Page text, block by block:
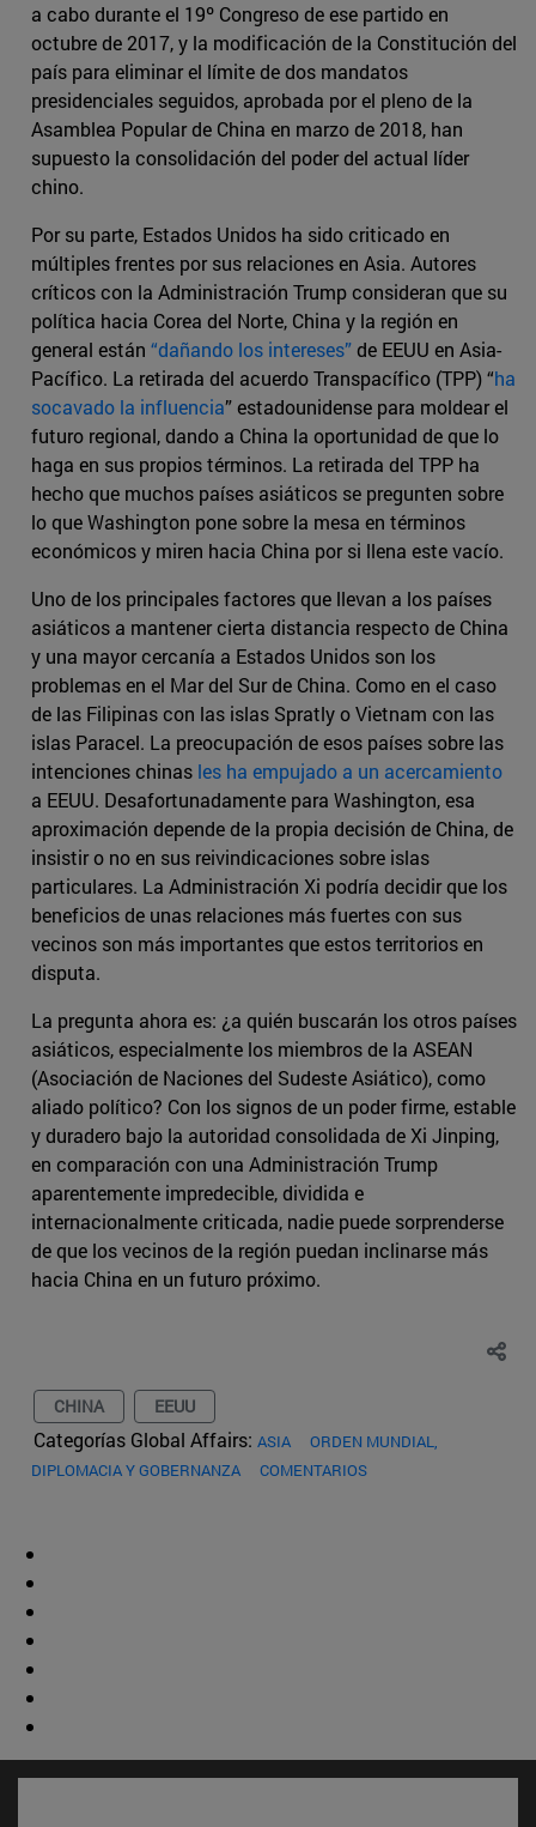
a cabo durante el 19º Congreso de ese partido en
octubre de 2017, y la modificación de la Constitución del
país para eliminar el límite de dos mandatos
presidenciales seguidos, aprobada por el pleno de la
Asamblea Popular de China en marzo de 2018, han
supuesto la consolidación del poder del actual líder
chino.
Por su parte, Estados Unidos ha sido criticado en
múltiples frentes por sus relaciones en Asia. Autores
críticos con la Administración Trump consideran que su
política hacia Corea del Norte, China y la región en
general están “dañando los intereses”de EEUU en Asia-
Pacífico. La retirada del acuerdo Transpacífico (TPP) “ha
socavado la influencia” estadounidense para moldear el
futuro regional, dando a China la oportunidad de que lo
haga en sus propios términos. La retirada del TPP ha
hecho que muchos países asiáticos se pregunten sobre
lo que Washington pone sobre la mesa en términos
económicos y miren hacia China por si llena este vacío.
Uno de los principales factores que llevan a los países
asiáticos a mantener cierta distancia respecto de China
y una mayor cercanía a Estados Unidos son los
problemas en el Mar del Sur de China. Como en el caso
de las Filipinas con las islas Spratly o Vietnam con las
islas Paracel. La preocupación de esos países sobre las
intenciones chinas les ha empujado a un acercamiento
a EEUU. Desafortunadamente para Washington, esa
aproximación depende de la propia decisión de China, de
insistir o no en sus reivindicaciones sobre islas
particulares. La Administración Xi podría decidir que los
beneficios de unas relaciones más fuertes con sus
vecinos son más importantes que estos territorios en
disputa.
La pregunta ahora es: ¿a quién buscarán los otros países
asiáticos, especialmente los miembros de la ASEAN
(Asociación de Naciones del Sudeste Asiático), como
aliado político? Con los signos de un poder firme, estable
y duradero bajo la autoridad consolidada de Xi Jinping,
en comparación con una Administración Trump
aparentemente impredecible, dividida e
internacionalmente criticada, nadie puede sorprenderse
de que los vecinos de la región puedan inclinarse más
hacia China en un futuro próximo.
CHINA EEUU
Categorías Global Affairs: ASIA
ORDEN MUNDIAL,
DIPLOMACIA Y GOBERNANZA
COMENTARIOS